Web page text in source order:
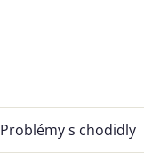
Problémy s chodidly